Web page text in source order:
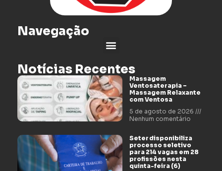
Navegação
Notícias Recentes
Massagem
Ventosaterapia –
Massagem Relaxante
com Ventosa
5 de agosto de 2026
Nenhum comentário
Seter disponibiliza
processo seletivo
para 214 vagas em 28
profissões nesta
quinta-feira (6)